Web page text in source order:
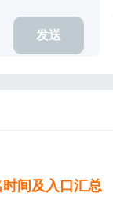
发送
间及入口汇总